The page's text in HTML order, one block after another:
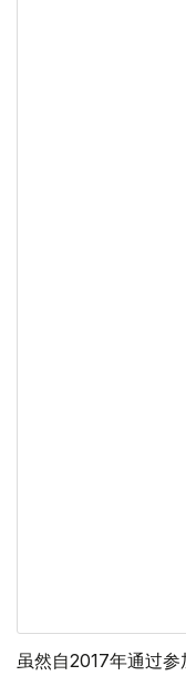
虽然自2017年通过参